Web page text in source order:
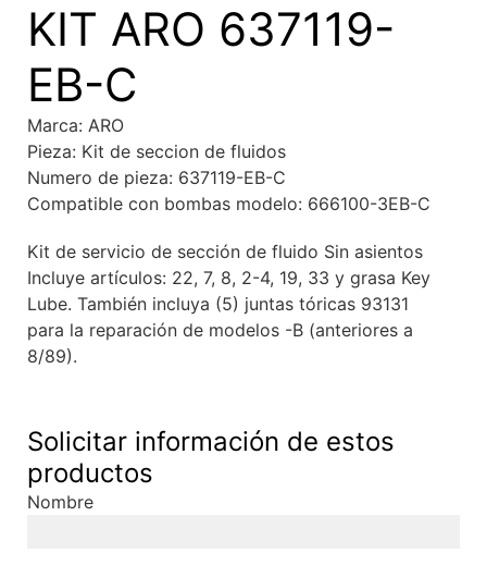
KIT ARO 637119-
EB-C
Marca: ARO
Pieza: Kit de seccion de fluidos
Numero de pieza: 637119-EB-C
Compatible con bombas modelo: 666100-3EB-C
Kit de servicio de sección de fluido Sin asientos
Incluye artículos: 22, 7, 8, 2-4, 19, 33 y grasa Key
Lube. También incluya (5) juntas tóricas 93131
para la reparación de modelos -B (anteriores a
8/89).
Solicitar información de estos
productos
Nombre